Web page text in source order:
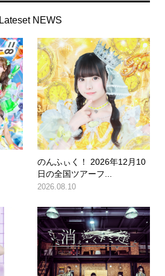
Lateset NEWS
のんふぃく！ 2026年12月10
日の全国ツアーフ...
2026.08.10